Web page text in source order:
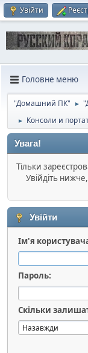
Увійти
Головне меню
"Домашний ПК" ►
► Консоли и
Увага!
Тільки
Увійдіть
Увійти
Ім'я
Пароль:
Скільки